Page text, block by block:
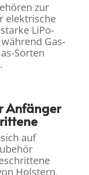
zur
elektrische
LiPo-
Gas-
Sorten
Anfänger
auf
Holstern,